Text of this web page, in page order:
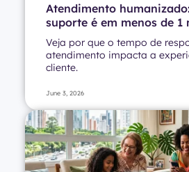
Atendimento
suporte é em menos de 1
Veja por que o tempo de
atendimento impacta a
cliente.
June 3, 2026